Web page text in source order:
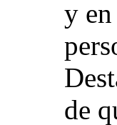
y
de